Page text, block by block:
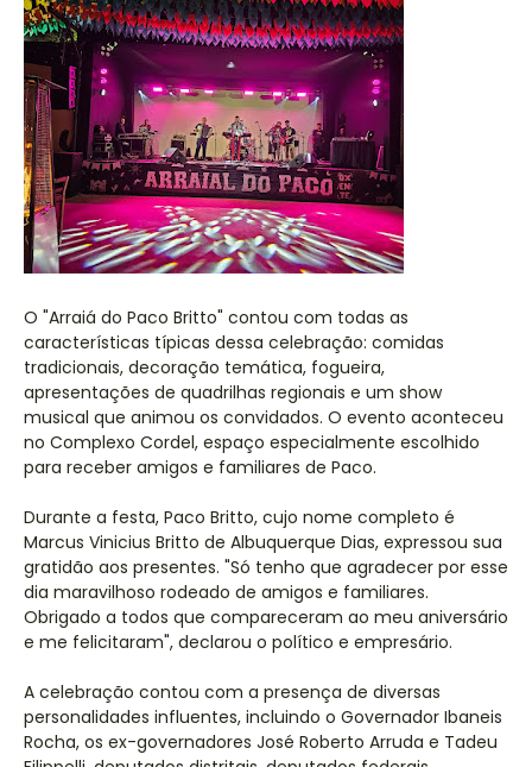
O "Arraiá do Paco Britto" contou com todas as
características típicas dessa celebração: comidas
tradicionais, decoração temática, fogueira,
apresentações de quadrilhas regionais e um show
musical que animou os convidados. O evento aconteceu
no Complexo Cordel, espaço especialmente escolhido
para receber amigos e familiares de Paco.
Durante a festa, Paco Britto, cujo nome completo é
Marcus Vinicius Britto de Albuquerque Dias, expressou sua
gratidão aos presentes. "Só tenho que agradecer por esse
dia maravilhoso rodeado de amigos e familiares.
Obrigado a todos que compareceram ao meu aniversário
e me felicitaram", declarou o político e empresário.
A celebração contou com a presença de diversas
personalidades influentes, incluindo o Governador Ibaneis
Rocha, os ex-governadores José Roberto Arruda e Tadeu